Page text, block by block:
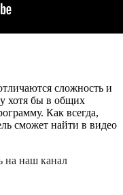
сложность и
хотя бы в общих
Как всегда,
сможет найти в видео
на наш канал